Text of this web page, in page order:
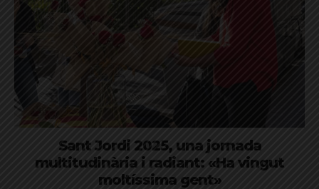
Sant Jordi 2025, una jornada
multitudinària i radiant: «Ha vingut
moltíssima gent»